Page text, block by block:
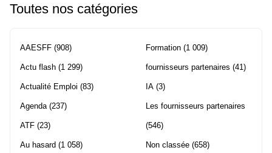
Toutes nos catégories
AAESFF (908)
Actu flash (1 299)
Actualité Emploi (83)
Agenda (237)
ATF (23)
Au hasard (1 058)
Formation (1 009)
fournisseurs partenaires (41)
IA (3)
Les fournisseurs partenaires
(546)
Non classée (658)